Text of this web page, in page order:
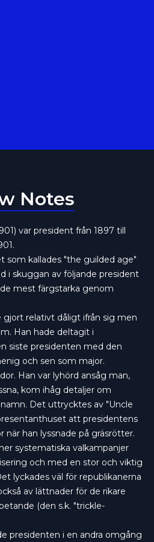
Notes
var president från 1897 till
som kallades "the guilded age"
i skuggan av följande president
mest färgstarka genom
gjort relativt dåligt ifrån sig men
Han hade deltagit i
siste presidenten med den
och sen som major.
Han var lyhörd ansåg man,
kom ihåg detaljer om
Det uttrycktes av "Uncle
att presidentens
när han lyssnade på gräsrötter.
systematiska valkampanjer
och med en stor och viktig
lyckades väl för republikanerna
av lättnader för de rikare
(den s.k. "trickle-
presidenten i en andra omgång